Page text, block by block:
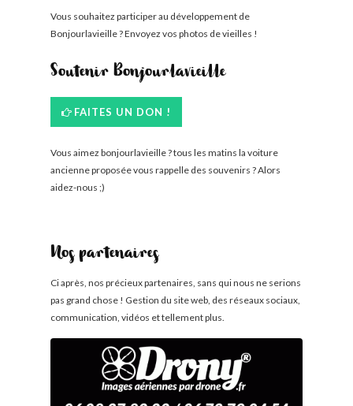
Vous souhaitez participer au développement de
Bonjourlavieille ? Envoyez vos photos de vieilles !
Soutenir Bonjourlavieille
FAITES UN DON !
Vous aimez bonjourlavieille ? tous les matins la voiture
ancienne proposée vous rappelle des souvenirs ? Alors
aidez-nous ;)
Nos partenaires
Ci après, nos précieux partenaires, sans qui nous ne serions
pas grand chose ! Gestion du site web, des réseaux sociaux,
communication, vidéos et tellement plus.